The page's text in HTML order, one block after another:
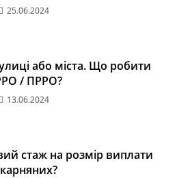
25.06.2024
або міста. Що робити
/ ПРРО?
13.06.2024
стаж на розмір виплати